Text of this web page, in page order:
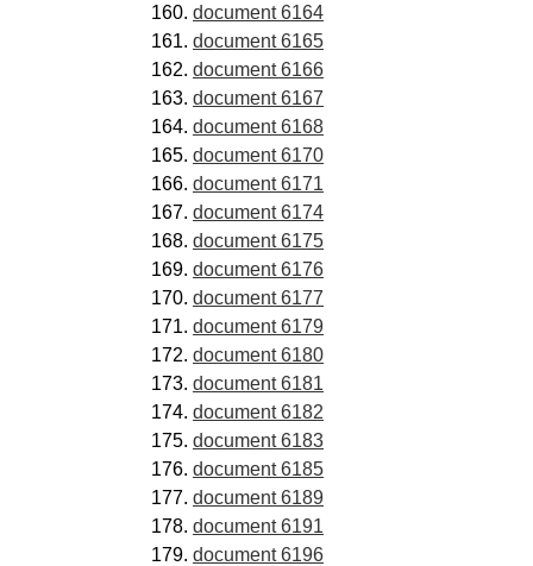
document 6164
document 6165
document 6166
document 6167
document 6168
document 6170
document 6171
document 6174
document 6175
document 6176
document 6177
document 6179
document 6180
document 6181
document 6182
document 6183
document 6185
document 6189
document 6191
document 6196